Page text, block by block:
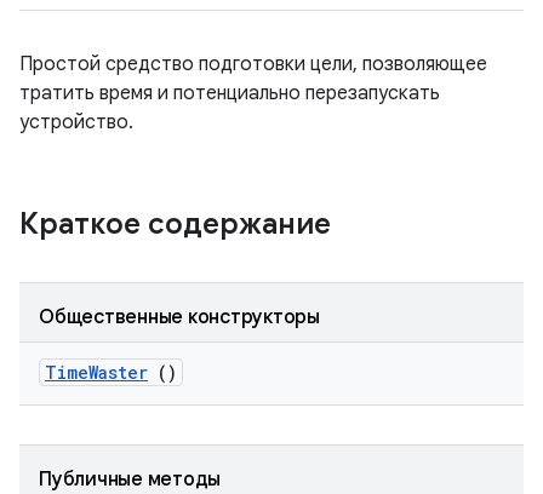
Простой средство подготовки цели, позволяющее
тратить время и потенциально перезапускать
устройство.
Краткое содержание
Общественные конструкторы
TimeWaster ()
Публичные методы